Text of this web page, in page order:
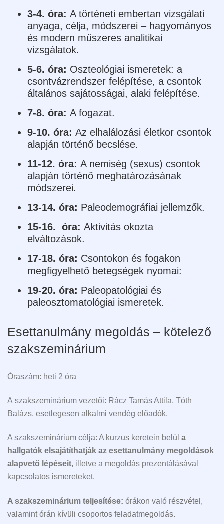
3-4. óra: A történeti embertan vizsgálati
anyaga, célja, módszerei – hagyományos
és modern műszeres analitikai
vizsgálatok.
5-6. óra: Oszteológiai ismeretek: a
csontvázrendszer felépítése, a csontok
általános sajátosságai, alaki felépítése.
7-8. óra: A fogazat.
9-10. óra: Az elhalálozási életkor csontok
alapján történő becslése.
11-12. óra: A nemiség (sexus) csontok
alapján történő meghatározásának
módszerei.
13-14. óra: Paleodemográfiai jellemzők.
15-16. óra: Aktivitás okozta
elváltozások.
17-18. óra: Csontokon és fogakon
megfigyelhető betegségek nyomai:
19-20. óra: Paleopatológiai és
paleosztomatológiai ismeretek.
Esettanulmány megoldás – kötelező
szakszeminárium
Óraszám: heti 2 óra
A szakszeminárium vezetői: Rácz Tamás Attila, Tóth
Balázs, esetlegesen alkalmi vendég előadók.
A szakszeminárium célja: A kurzus keretein belül a
hallgatók elsajátíthatják az esettanulmány megoldások
alapvető lépéseit, illetve a megoldás prezentálásával
kapcsolatos ismereteket.
A szakszeminárium teljesítése: órákon való részvétel,
valamint órán kívüli csoportos feladatmegoldás.